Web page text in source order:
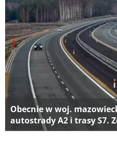
Obecnie w woj.
autostrady A2 i trasy S7.